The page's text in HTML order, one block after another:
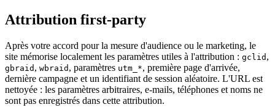
Attribution first-party
Après votre accord pour la mesure d'audience ou le marketing, le
site mémorise localement les paramètres utiles à l'attribution : gclid ,
gbraid , wbraid , paramètres utm_*, première page d'arrivée,
dernière campagne et un identifiant de session aléatoire. L'URL est
nettoyée : les paramètres arbitraires, e-mails, téléphones et noms ne
sont pas enregistrés dans cette attribution.